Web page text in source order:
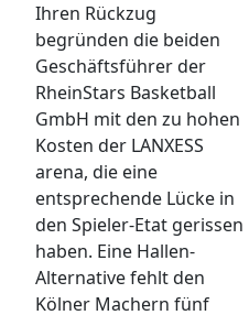
Ihren Rückzug
begründen die beiden
Geschäftsführer der
RheinStars Basketball
GmbH mit den zu hohen
Kosten der LANXESS
arena, die eine
entsprechende Lücke in
den Spieler-Etat gerissen
haben. Eine Hallen-
Alternative fehlt den
Kölner Machern fünf